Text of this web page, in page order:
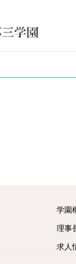
学園
理事
求人